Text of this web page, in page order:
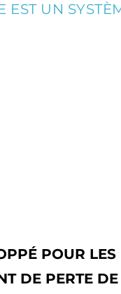
EST UN
POUR
DE PERTE